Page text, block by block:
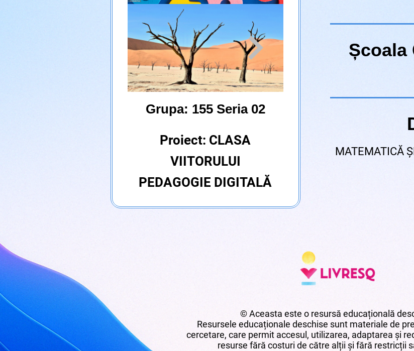
Grupa: 155 Seria 02
Proiect: CLASA
VIITORULUI
PEDAGOGIE DIGITALĂ
Școala
MATEMATICĂ
© Aceasta este o resursă educațională
Resursele educaționale deschise sunt materiale de
cercetare, care permit accesul, utilizarea, adaptarea și
resurse fără costuri de către alții și fără restricții